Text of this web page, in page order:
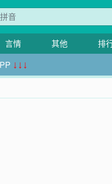
言情 其他 排
↓↓↓